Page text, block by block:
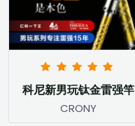
科尼新男玩钛金雷强竿
CRONY